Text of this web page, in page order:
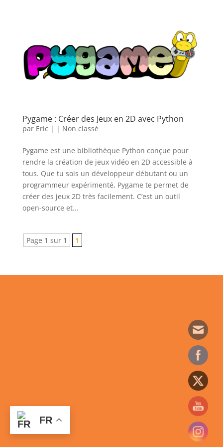
Pygame : Créer des Jeux en 2D avec Python
par Eric | | Non classé
Pygame est une bibliothèque Python conçue pour
rendre la création de jeux vidéo en 2D accessible à
tous. Que tu sois un développeur débutant ou un
programmeur expérimenté, Pygame te permet de
créer des jeux 2D très facilement. C’est un outil
open-source et...
Page 1 sur 1 1
FR